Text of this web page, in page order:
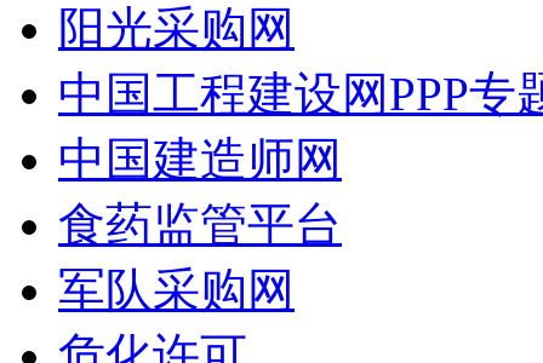
阳光采购网
中国工程建设网PPP专
中国建造师网
食药监管平台
军队采购网